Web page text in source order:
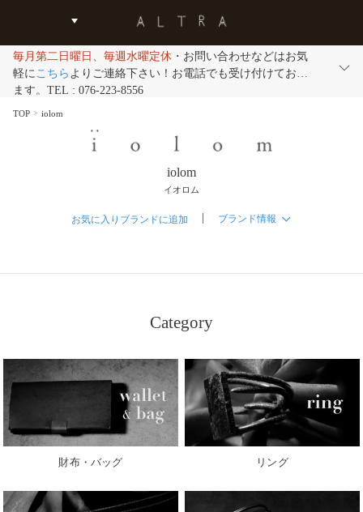
毎月第二日曜日、毎週水曜定休 ・お問い合わせなどはお気
軽にこちら よりご連絡下さい！お電話でも受け付けており
ます。TEL : 076-223-8556
TOP iolom
iolom
イオロム
お気に入りブランドに追加 ブランド情報
Category
財布・バッグ リング